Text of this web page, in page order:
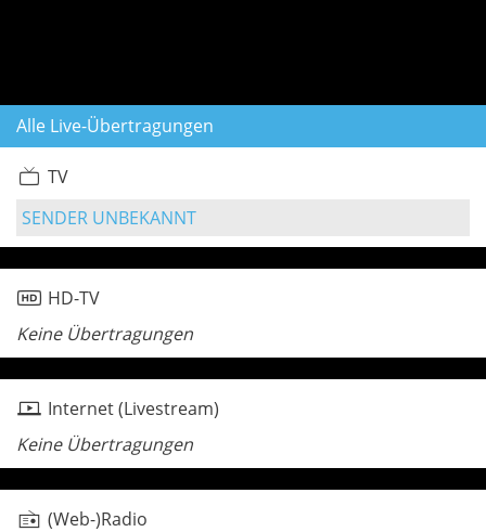
Alle Live-Übertragungen
TV
SENDER UNBEKANNT
HD-TV
Keine Übertragungen
Internet (Livestream)
Keine Übertragungen
(Web-)Radio